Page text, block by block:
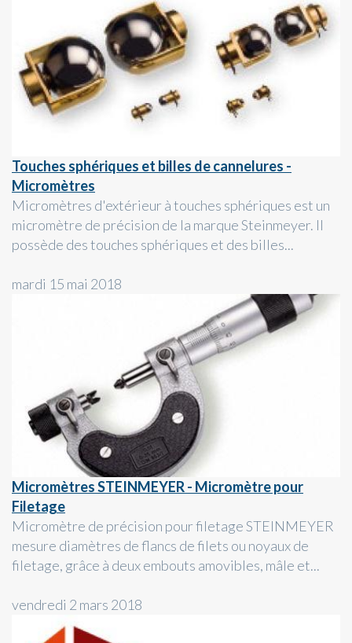
Touches sphériques et billes de cannelures -
Micromètres
Micromètres d'extérieur à touches sphériques est un
micromètre de précision de la marque Steinmeyer. Il
possède des touches sphériques et des billes...
mardi 15 mai 2018
Micromètres STEINMEYER - Micromètre pour
Filetage
Micromètre de précision pour filetage STEINMEYER
mesure diamètres de flancs de filets ou noyaux de
filetage, grâce à deux embouts amovibles, mâle et...
vendredi 2 mars 2018